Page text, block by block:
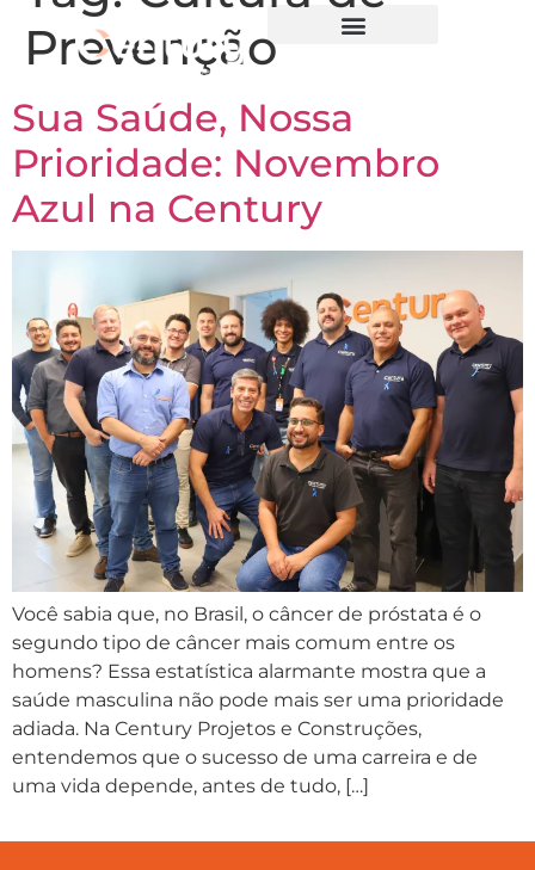
Prevenção
Sua Saúde, Nossa
Prioridade: Novembro
Azul na Century
Você sabia que, no Brasil, o câncer de próstata é o
segundo tipo de câncer mais comum entre os
homens? Essa estatística alarmante mostra que a
saúde masculina não pode mais ser uma prioridade
adiada. Na Century Projetos e Construções,
entendemos que o sucesso de uma carreira e de
uma vida depende, antes de tudo, […]